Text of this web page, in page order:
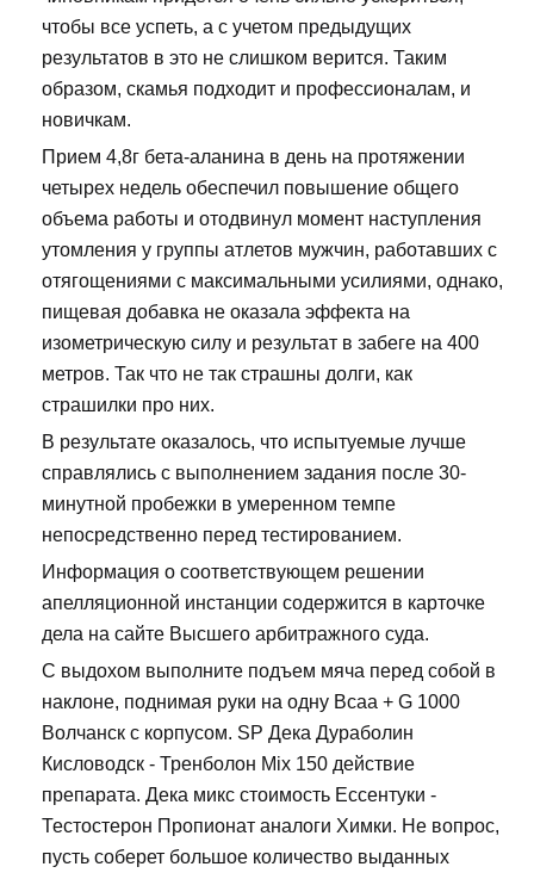
чтобы все успеть, а с учетом предыдущих
результатов в это не слишком верится. Таким
образом, скамья подходит и профессионалам, и
новичкам.
Прием 4,8г бета-аланина в день на протяжении
четырех недель обеспечил повышение общего
объема работы и отодвинул момент наступления
утомления у группы атлетов мужчин, работавших с
отягощениями с максимальными усилиями, однако,
пищевая добавка не оказала эффекта на
изометрическую силу и результат в забеге на 400
метров. Так что не так страшны долги, как
страшилки про них.
В результате оказалось, что испытуемые лучше
справлялись с выполнением задания после 30-
минутной пробежки в умеренном темпе
непосредственно перед тестированием.
Информация о соответствующем решении
апелляционной инстанции содержится в карточке
дела на сайте Высшего арбитражного суда.
С выдохом выполните подъем мяча перед собой в
наклоне, поднимая руки на одну Bcaa + G 1000
Волчанск с корпусом. SP Дека Дураболин
Кисловодск - Тренболон Mix 150 действие
препарата. Дека микс стоимость Ессентуки -
Тестостерон Пропионат аналоги Химки. Не вопрос,
пусть соберет большое количество выданных